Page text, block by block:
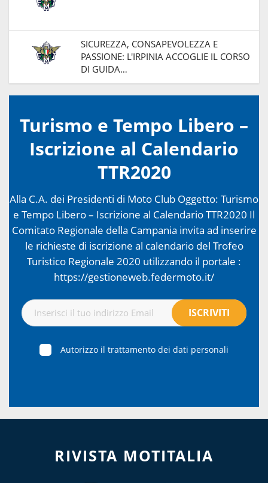
SICUREZZA, CONSAPEVOLEZZA E
PASSIONE: L'IRPINIA ACCOGLIE IL CORSO
DI GUIDA…
Turismo e Tempo Libero –
Iscrizione al Calendario
TTR2020
Alla C.A. dei Presidenti di Moto Club Oggetto: Turismo
e Tempo Libero – Iscrizione al Calendario TTR2020 Il
Comitato Regionale della Campania invita ad inserire
le richieste di iscrizione al calendario del Trofeo
Turistico Regionale 2020 utilizzando il portale :
https://gestioneweb.federmoto.it/
Autorizzo il trattamento dei dati personali
RIVISTA MOTITALIA